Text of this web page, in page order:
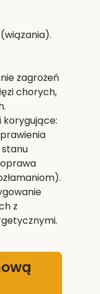
zagrożeń
chorych,
korygujące:
z